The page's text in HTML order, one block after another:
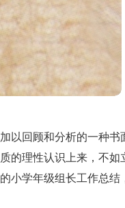
以回顾和分析的一种书
的理性认识上来，不如
小学年级组长工作总结